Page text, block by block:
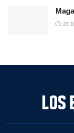
28